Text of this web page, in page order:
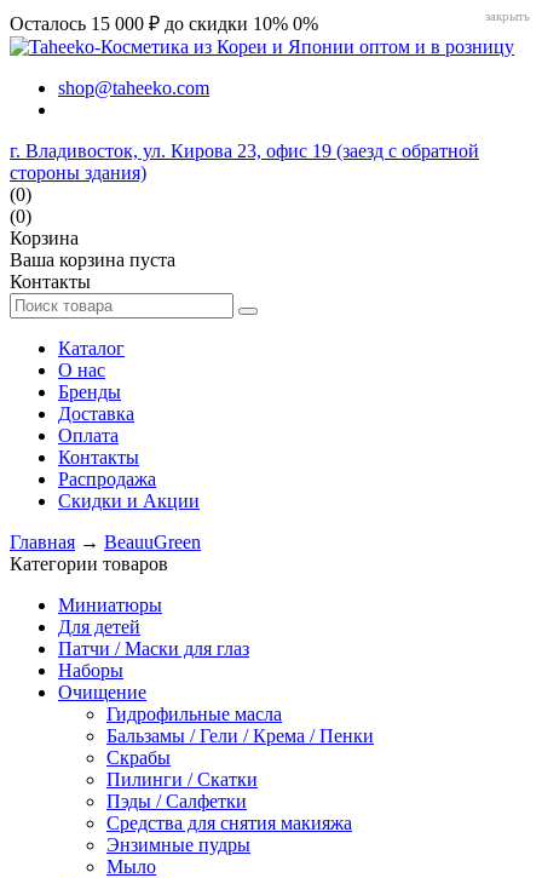
Осталось 15 000 ₽ до скидки 10% 0%
shop@taheeko.com
г. Владивосток, ул. Кирова 23, офис 19 (заезд с обратной
стороны здания)
(0)
(0)
Корзина
Ваша корзина пуста
Контакты
Каталог
О нас
Бренды
Доставка
Оплата
Контакты
Распродажа
Скидки и Акции
Главная → BeauuGreen
Категории товаров
Миниатюры
Для детей
Патчи / Маски для глаз
Наборы
Очищение
Гидрофильные масла
Бальзамы / Гели / Крема / Пенки
Скрабы
Пилинги / Скатки
Пэды / Салфетки
Средства для снятия макияжа
Энзимные пудры
Мыло
закрыть